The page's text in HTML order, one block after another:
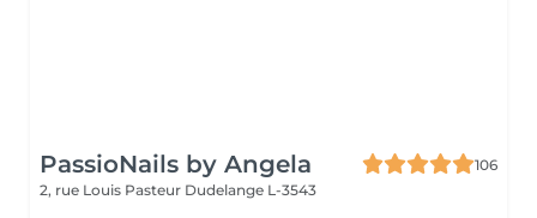
PassioNails by Angela
106
2, rue Louis Pasteur Dudelange L-3543